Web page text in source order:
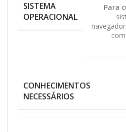
SISTEMA
OPERACIONAL
Para
CONHECIMENTOS
NECESSÁRIOS